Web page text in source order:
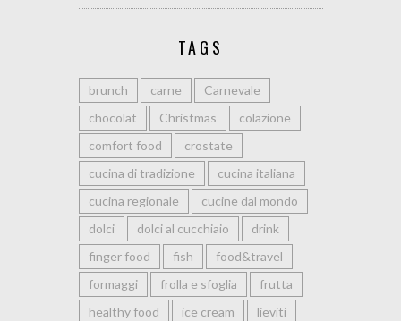
TAGS
brunch carne
Carnevale
chocolat
Christmas
colazione
comfort food
crostate
cucina di tradizione
cucina italiana
cucina regionale
cucine dal mondo
dolci
dolci al cucchiaio
drink
finger food
fish
food&travel
formaggi
frolla e sfoglia
frutta
healthy food
ice cream
lieviti